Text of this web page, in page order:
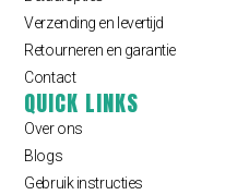
Verzending en levertijd
Retourneren en garantie
Contact
QUICK LINKS
Over ons
Blogs
Gebruik instructies